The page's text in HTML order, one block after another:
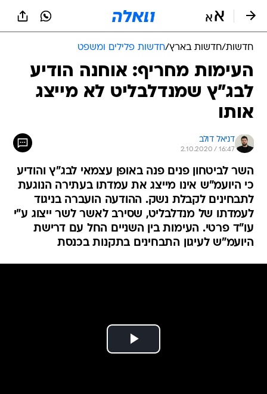
חדשות/חדשות בארץ/חדשות פלילים ומשפט
העימות מחריף: אוחנה הודיע
לבג"ץ שמנדלבליט לא מייצג
אותו
דניאל דולב
2.10.2020 / 16:47
השר לביטחון פנים פנה באופן עצמאי לבג"ץ והודיע
כי היועמ"ש אינו מייצג את עמדתו בעתירה הנוגעת
לתבחינים לקבלת נשק. ההודעה הועברה בניגוד
לעמדתו של מנדלבליט, שסירב לאשר לשר ייצוג ע"י
עו"ד פרטי. העימות בין השניים החל עם דרישת
היועמ"ש לעיגון התבחינים בתקנות בכנסת